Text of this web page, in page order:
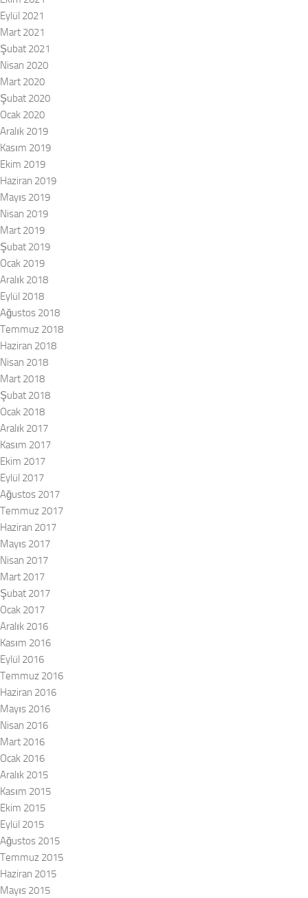
Eylül 2021
Mart 2021
Şubat 2021
Nisan 2020
Mart 2020
Şubat 2020
Ocak 2020
Aralık 2019
Kasım 2019
Ekim 2019
Haziran 2019
Mayıs 2019
Nisan 2019
Mart 2019
Şubat 2019
Ocak 2019
Aralık 2018
Eylül 2018
Ağustos 2018
Temmuz 2018
Haziran 2018
Nisan 2018
Mart 2018
Şubat 2018
Ocak 2018
Aralık 2017
Kasım 2017
Ekim 2017
Eylül 2017
Ağustos 2017
Temmuz 2017
Haziran 2017
Mayıs 2017
Nisan 2017
Mart 2017
Şubat 2017
Ocak 2017
Aralık 2016
Kasım 2016
Eylül 2016
Temmuz 2016
Haziran 2016
Mayıs 2016
Nisan 2016
Mart 2016
Ocak 2016
Aralık 2015
Kasım 2015
Ekim 2015
Eylül 2015
Ağustos 2015
Temmuz 2015
Haziran 2015
Mayıs 2015